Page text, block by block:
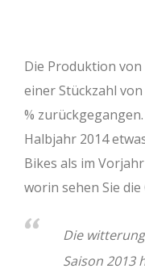
Die Produktion
einer Stückzahl
%
Halbjahr 2014
Bikes als im
worin sehen Sie die
Die
Saison 2013